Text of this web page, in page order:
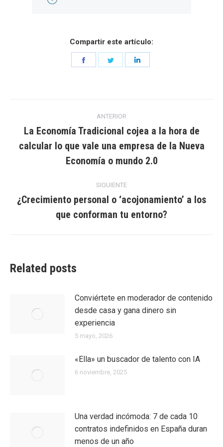
Compartir este artículo:
Share
entre
entradas
ANTERIOR
Entrada
anterior:
La Economía Tradicional cojea a la hora de
calcular lo que vale una empresa de la Nueva
Economía o mundo 2.0
SIGUIENTE
Entrada
siguiente:
¿Crecimiento personal o ‘acojonamiento’ a los
que conforman tu entorno?
Related posts
Conviértete en moderador de contenido
desde casa y gana dinero sin
experiencia
5 mayo, 2026
«Ella» un buscador de talento con IA
6 noviembre, 2025
Una verdad incómoda: 7 de cada 10
contratos indefinidos en España duran
menos de un año